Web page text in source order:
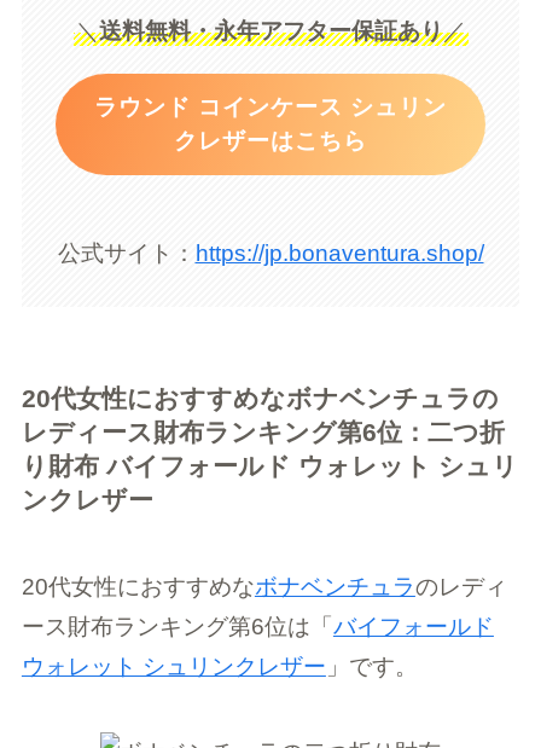
＼送料無料・永年アフター保証あり／
ラウンド コインケース シュリン
クレザーはこちら
公式サイト： https://jp.bonaventura.shop/
20代女性におすすめなボナベンチュラの
レディース財布ランキング第6位：二つ折
り財布 バイフォールド ウォレット シュリ
ンクレザー
20代女性におすすめなボナベンチュラのレディ
ース財布ランキング第6位は「 バイフォールド
ウォレット シュリンクレザー 」です。